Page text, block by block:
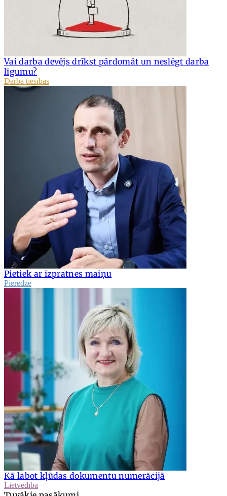
Vai darba devējs drīkst pārdomāt un neslēgt darba
līgumu?
Darba tiesības
Pietiek ar izpratnes maiņu
Pieredze
Kā labot kļūdas dokumentu numerācijā
Lietvedība